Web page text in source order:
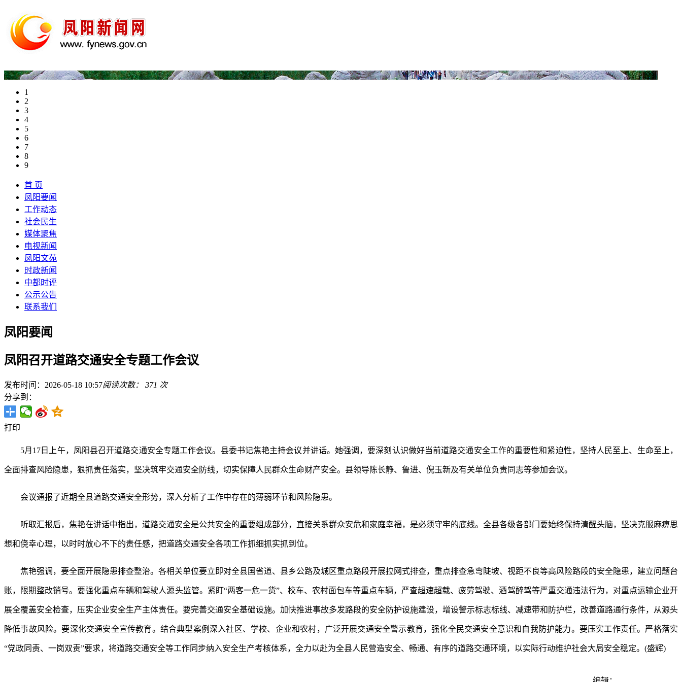
1
2
3
4
5
6
7
8
9
首 页
凤阳要闻
工作动态
社会民生
媒体聚焦
电视新闻
凤阳文苑
时政新闻
中都时评
公示公告
联系我们
凤阳要闻
凤阳召开道路交通安全专题工作会议
发布时间：2026-05-18 10:57阅读次数： 371 次
分享到：
打印
5月17日上午，凤阳县召开道路交通安全专题工作会议。县委书记焦艳主持会议并讲话。她强调，要深刻认识做好当前道路交通安全工作的重要性和紧迫性，坚持人民至上、生命至上，
全面排查风险隐患，狠抓责任落实，坚决筑牢交通安全防线，切实保障人民群众生命财产安全。县领导陈长静、鲁进、倪玉新及有关单位负责同志等参加会议。
会议通报了近期全县道路交通安全形势，深入分析了工作中存在的薄弱环节和风险隐患。
听取汇报后，焦艳在讲话中指出，道路交通安全是公共安全的重要组成部分，直接关系群众安危和家庭幸福，是必须守牢的底线。全县各级各部门要始终保持清醒头脑，坚决克服麻痹思
想和侥幸心理，以时时放心不下的责任感，把道路交通安全各项工作抓细抓实抓到位。
焦艳强调，要全面开展隐患排查整治。各相关单位要立即对全县国省道、县乡公路及城区重点路段开展拉网式排查，重点排查急弯陡坡、视距不良等高风险路段的安全隐患，建立问题台
账，限期整改销号。要强化重点车辆和驾驶人源头监管。紧盯“两客一危一货”、校车、农村面包车等重点车辆，严查超速超载、疲劳驾驶、酒驾醉驾等严重交通违法行为，对重点运输企业开
展全覆盖安全检查，压实企业安全生产主体责任。要完善交通安全基础设施。加快推进事故多发路段的安全防护设施建设，增设警示标志标线、减速带和防护栏，改善道路通行条件，从源头
降低事故风险。要深化交通安全宣传教育。结合典型案例深入社区、学校、企业和农村，广泛开展交通安全警示教育，强化全民交通安全意识和自我防护能力。要压实工作责任。严格落实
“党政同责、一岗双责”要求，将道路交通安全等工作同步纳入安全生产考核体系，全力以赴为全县人民营造安全、畅通、有序的道路交通环境，以实际行动维护社会大局安全稳定。(盛辉)